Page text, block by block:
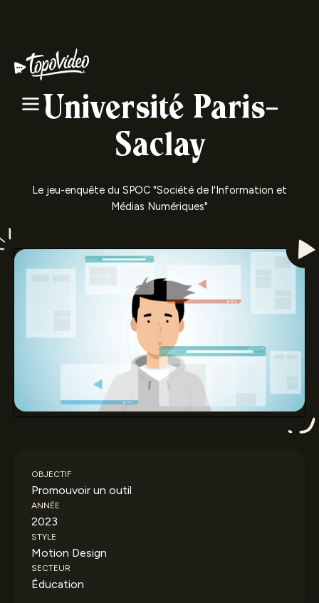
Université Paris-
Saclay
Le jeu-enquête du SPOC "Société de l'Information et
Médias Numériques"
OBJECTIF
Promouvoir un outil
ANNÉE
2023
STYLE
Motion Design
SECTEUR
Éducation